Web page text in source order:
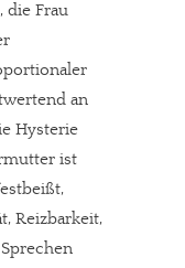
die Frau
an
Hysterie
ist
Reizbarkeit,